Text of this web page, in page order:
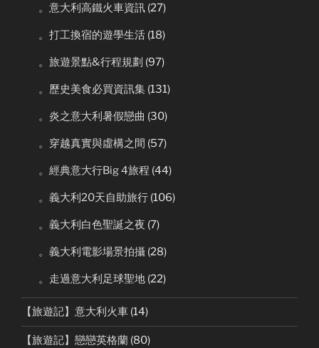
。意大利高鐵火車資訊 (27)
。打工換宿的遊學生活 (18)
。旅遊景點&行程規劃 (97)
。歷史美食必買資訊集 (131)
。炎之意大利暑假戀曲 (30)
。穿越真實與虛構之間 (57)
。經典意大行Big 4旅程 (44)
。義大利20天自助旅行 (106)
。義大利白色聖誕之夜 (7)
。義大利電影場景拍攝 (28)
。走過意大利足球聖地 (22)
【旅遊記】意大利火車 (14)
【旅遊記】戀戀英格蘭 (80)